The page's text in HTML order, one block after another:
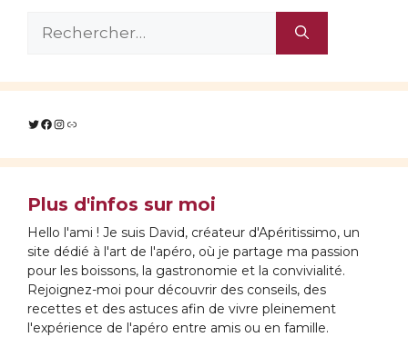
Rechercher :
Twitter
Facebook
Instagram
Lien
Plus d'infos sur moi
Hello l'ami ! Je suis David, créateur d'Apéritissimo, un
site dédié à l'art de l'apéro, où je partage ma passion
pour les boissons, la gastronomie et la convivialité.
Rejoignez-moi pour découvrir des conseils, des
recettes et des astuces afin de vivre pleinement
l'expérience de l'apéro entre amis ou en famille.